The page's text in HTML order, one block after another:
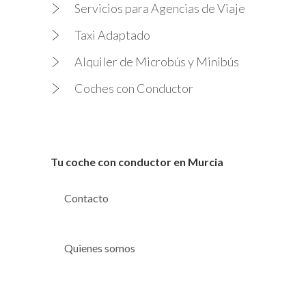
Servicios para Agencias de Viaje
Taxi Adaptado
Alquiler de Microbús y Minibús
Coches con Conductor
Tu coche con conductor en Murcia
Contacto
Quienes somos